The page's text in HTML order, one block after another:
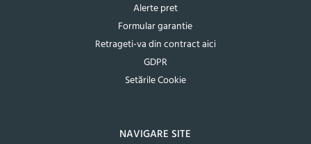
Alerte pret
Formular garantie
Retrageti-va din contract aici
GDPR
Setările Cookie
NAVIGARE SITE